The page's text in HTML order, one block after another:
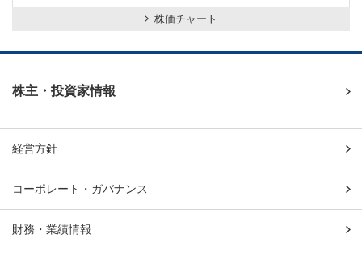
株価チャート
株主・投資家情報
経営方針
コーポレート・ガバナンス
財務・業績情報